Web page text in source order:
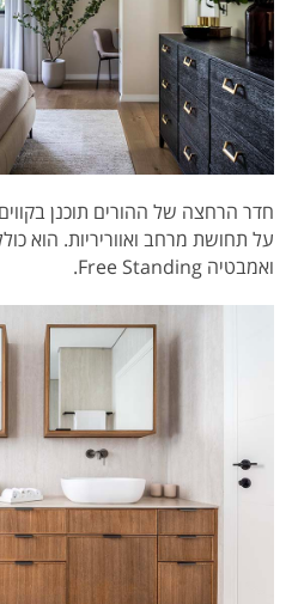
חדר הרחצה של ההורים תוכנן
על תחושת מרחב ואווריריות. הוא
ואמבטיה Free Standing.